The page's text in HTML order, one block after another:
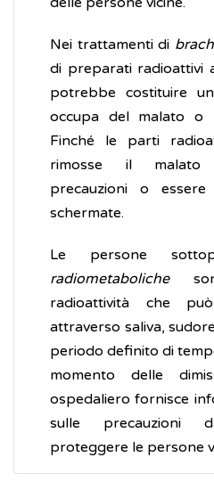
Nei trattamenti di
di preparati radioattivi
potrebbe costituire
occupa del malato o
Finché le parti
rimosse il malato
precauzioni o
schermate.
Le persone
radiometaboliche
radioattività che
attraverso saliva,
periodo definito di
momento delle
ospedaliero fornisce
sulle precauzioni
proteggere le persone